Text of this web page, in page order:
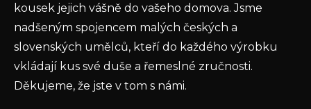
kousek jejich vášně do vašeho domova. Jsme
nadšeným spojencem malých českých a
slovenských umělců, kteří do každého výrobku
vkládají kus své duše a řemeslné zručnosti.
Děkujeme, že jste v tom s námi.